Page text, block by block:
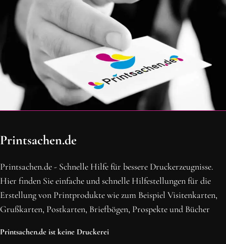
OH SCHON AM ENDE ANGEKOMMEN
BLEIBE MIT UNS IN VERBINDUNG!
Erhalte die neusten Beiträge, sichere dir Top-Angebote und
abonniere unseren Newsletter.
NEWSLETTER ABONNIEREN
Printsachen.de
Printsachen.de - Schnelle Hilfe für bessere Druckerzeugnisse.
Hier finden Sie einfache und schnelle Hilfestellungen für die
Erstellung von Printprodukte wie zum Beispiel Visitenkarten,
Grußkarten, Postkarten, Briefbögen, Prospekte und Bücher
Printsachen.de ist keine Druckerei